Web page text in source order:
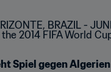
Spiel gegen Algerien